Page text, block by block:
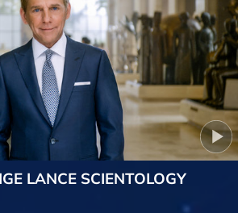
LANCE SCIENTOLOGY